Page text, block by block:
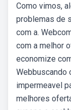
Como vimos,
problemas de
com a.
com a melhor
economize
Webbuscando
impermeavel
melhores